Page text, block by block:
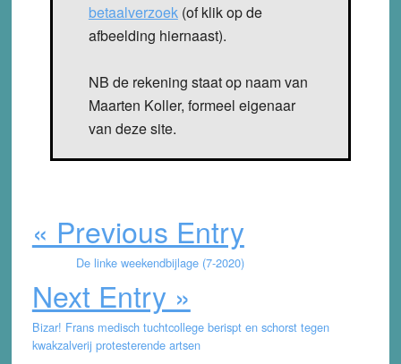
betaalverzoek(of klik op de
afbeelding hiernaast).
NB de rekening staat op naam van
Maarten Koller, formeel eigenaar
van deze site.
« Previous Entry
De linke weekendbijlage (7-2020)
Next Entry »
Bizar! Frans medisch tuchtcollege berispt en schorst tegen
kwakzalverij protesterende artsen